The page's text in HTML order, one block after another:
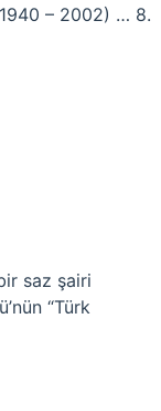
– 2002) … 8.
saz şairi
“Türk